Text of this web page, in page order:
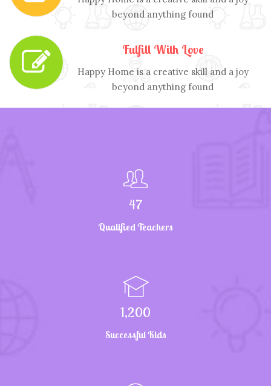
beyond anything found
Fulfill With Love
Happy Home is a creative skill and a joy
beyond anything found
47
Qualified Teachers
1,200
Successful Kids